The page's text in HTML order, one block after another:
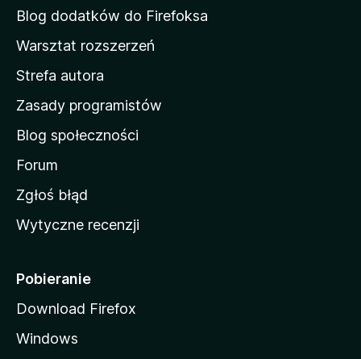
d
m
o
w
M
o
z
l
i
Blog dodatków do Firefoksa
Warsztat rozszerzeń
Strefa autora
Zasady programistów
Blog społeczności
Forum
Zgłoś błąd
Wytyczne recenzji
Pobieranie
Download Firefox
Windows